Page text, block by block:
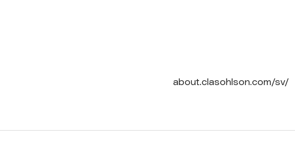
about.clasohlson.com/sv/